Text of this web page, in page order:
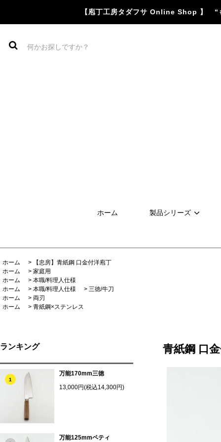
【庖丁工房タダフサ Online Shop 】 “
ホーム 製品シリーズ
ホーム >
【忠房】青紙鋼 口金付洋庖丁
ホーム
> 家庭用
ホーム
> 本職/料理人仕様
ホーム
> 本職/料理人仕様 > 三徳/牛刀
ホーム
> 両刃
ホーム
> 青紙鋼×ステンレス
ランキング
1
万能170mm三徳
13,000円(税込14,300円)
万能125mmペティ
青紙鋼 口